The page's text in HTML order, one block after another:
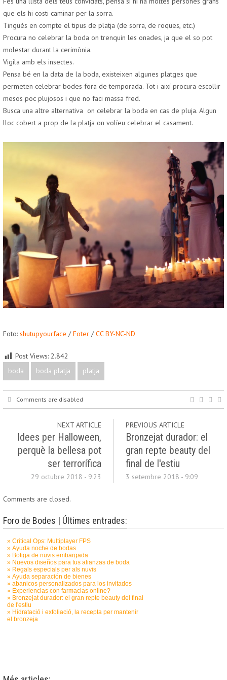
que els hi costi caminar per la sorra.
Tingués en compte el tipus de platja (de sorra, de roques, etc.)
Procura no celebrar la boda on trenquin les onades, ja que el so pot
molestar durant la cerimònia.
Vigila amb els insectes.
Pensa bé en la data de la boda, existeixen algunes platges que
permeten celebrar bodes fora de temporada. Tot i així procura escollir
mesos poc plujosos i que no faci massa fred.
Busca una altre alternativa on celebrar la boda en cas de pluja. Algun
lloc cobert a prop de la platja on volíeu celebrar el casament.
Foto: shutupyourface /Foter /CC BY-NC-ND
Post Views: 2.842
boda
boda platja platja
Comments are disabled
NEXT ARTICLE
Idees per Halloween,
perquè la bellesa pot
ser terrorífica
29 octubre 2018 - 9:23
PREVIOUS ARTICLE
Bronzejat durador: el
gran repte beauty del
final de l'estiu
3 setembre 2018 - 9:09
Comments are closed.
Foro de Bodes | Últimes entrades: